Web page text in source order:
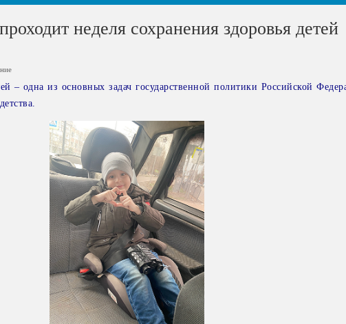
неделя сохранения здоровья детей
– одна из основных задач государственной политики Российской